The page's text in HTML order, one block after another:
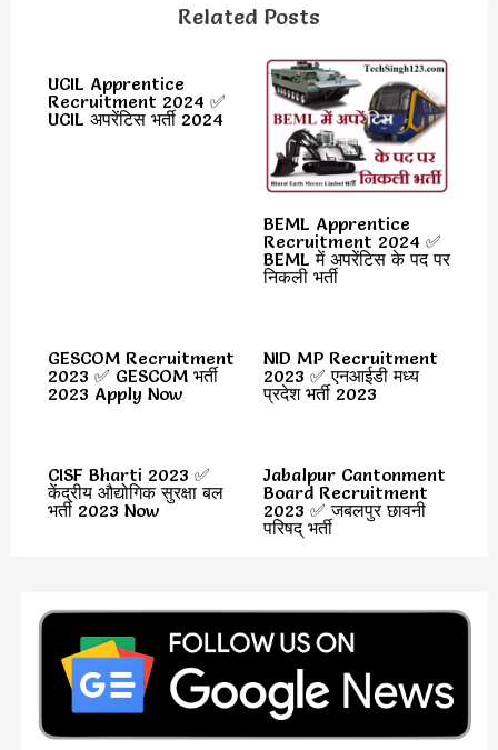
Related Posts
UCIL Apprentice
Recruitment 2024 ✅
UCIL अपरेंटिस भर्ती 2024
BEML Apprentice
Recruitment 2024 ✅
BEML में अपरेंटिस के पद पर
निकली भर्ती
GESCOM Recruitment
2023 ✅ GESCOM भर्ती
2023 Apply Now
NID MP Recruitment
2023 ✅ एनआईडी मध्य
प्रदेश भर्ती 2023
CISF Bharti 2023 ✅
केंद्रीय औद्योगिक सुरक्षा बल
भर्ती 2023 Now
Jabalpur Cantonment
Board Recruitment
2023 ✅ जबलपुर छावनी
परिषद् भर्ती